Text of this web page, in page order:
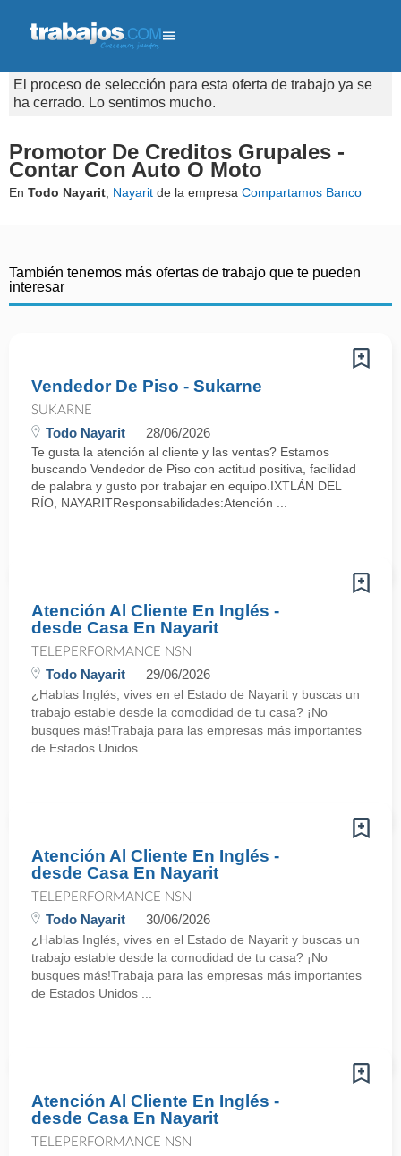
El proceso de selección para esta oferta de trabajo ya se
ha cerrado. Lo sentimos mucho.
Promotor De Creditos Grupales -
Contar Con Auto O Moto
En Todo Nayarit Nayarit de la empresa Compartamos Banco
También tenemos más ofertas de trabajo que te pueden
interesar
Vendedor De Piso - Sukarne
SUKARNE
Todo Nayarit 28/06/2026
Te gusta la atención al cliente y las ventas? Estamos
buscando Vendedor de Piso con actitud positiva, facilidad
de palabra y gusto por trabajar en equipo.IXTLÁN DEL
RÍO, NAYARITResponsabilidades:Atención ...
Atención Al Cliente En Inglés -
desde Casa En Nayarit
TELEPERFORMANCE NSN
Todo Nayarit 29/06/2026
¿Hablas Inglés, vives en el Estado de Nayarit y buscas un
trabajo estable desde la comodidad de tu casa? ¡No
busques más!Trabaja para las empresas más importantes
de Estados Unidos ...
Atención Al Cliente En Inglés -
desde Casa En Nayarit
TELEPERFORMANCE NSN
Todo Nayarit 30/06/2026
¿Hablas Inglés, vives en el Estado de Nayarit y buscas un
trabajo estable desde la comodidad de tu casa? ¡No
busques más!Trabaja para las empresas más importantes
de Estados Unidos ...
Atención Al Cliente En Inglés -
desde Casa En Nayarit
TELEPERFORMANCE NSN